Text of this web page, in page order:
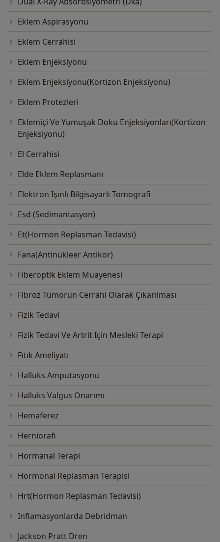
Eklem Aspirasyonu
Eklem Cerrahisi
Eklem Enjeksiyonu
Eklem Enjeksiyonu(Kortizon Enjeksiyonu)
Eklem Protezleri
Eklemiçi Ve Yumuşak Doku Enjeksiyonları(Kortizon
Enjeksiyonu)
El Cerrahisi
Elde Eklem Replasmanı
Elektron Işınlı Bilgisayarlı Tomografi
Esd (Sedimantasyon)
Et(Hormon Replasman Tedavisi)
Fana(Antinükleer Antikor)
Fiberoptik Eklem Muayenesi
Fibröz Tümörün Cerrahi Olarak Çıkarılması
Fizik Tedavi
Fizik Tedavi Ve Artrit Için Mesleki Terapi
Fıtık Ameliyatı
Halluks Amputasyonu
Halluks Valgus Onarımı
Hemaferez
Herniorafi
Hormanal Terapi
Hormonal Replasman Terapisi
Hrt(Hormon Replasman Tedavisi)
Inflamasyonlarda Debridman
Jackson Pratt Dren